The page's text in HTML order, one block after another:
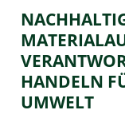
HANDELN
UMWELT